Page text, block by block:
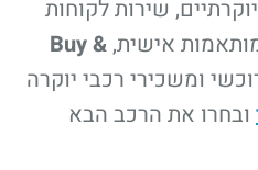
שירות לקוחות
אישית, Buy &
ומשכירי רכבי יוקרה
ובחרו את הרכב הבא